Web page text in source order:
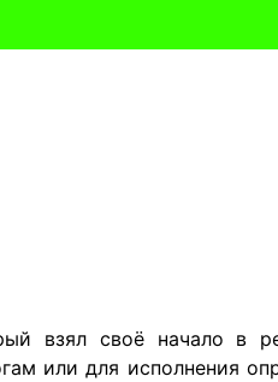
взял своё начало в
или для исполнения